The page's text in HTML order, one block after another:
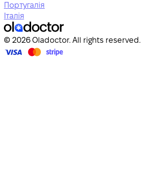
Португалія
Італія
© 2026 Oladoctor. All rights reserved.